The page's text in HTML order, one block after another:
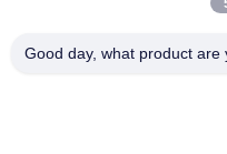
Huis
Good day, what product are